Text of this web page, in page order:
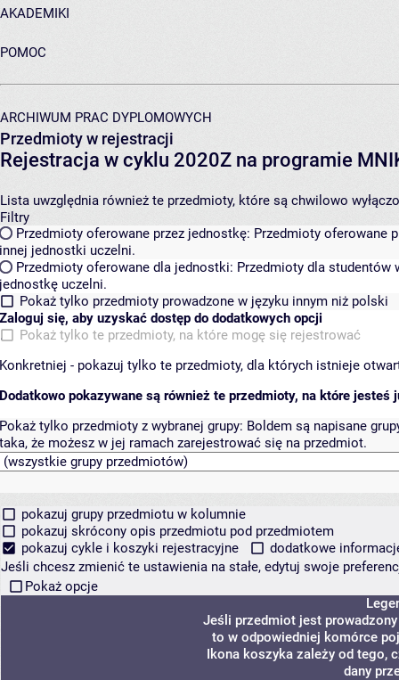
AKADEMIKI
POMOC
ARCHIWUM PRAC DYPLOMOWYCH
Przedmioty w rejestracji
Rejestracja w cyklu 2020Z na programie
Lista uwzględnia również te przedmioty, które są chwilowo
Filtry
Przedmioty oferowane przez jednostkę: Przedmioty oferowane
innej jednostki uczelni.
Przedmioty oferowane dla jednostki: Przedmioty dla studentów
jednostkę uczelni.
Pokaż tylko przedmioty prowadzone w języku innym niż polski
Zaloguj się, aby uzyskać dostęp do dodatkowych opcji
Pokaż tylko te przedmioty, na które mogę się rejestrować
Konkretniej - pokazuj tylko te przedmioty, dla których istnieje
Dodatkowo pokazywane są również te przedmioty, na które jesteś
Pokaż tylko przedmioty z wybranej grupy: Boldem są napisane
taka, że możesz w jej ramach zarejestrować się na przedmiot.
pokazuj grupy przedmiotu w kolumnie
pokazuj skrócony opis przedmiotu pod przedmiotem
pokazuj cykle i koszyki rejestracyjne
dodatkowe
Jeśli chcesz zmienić te ustawienia na stałe, edytuj swoje
Pokaż opcje
Jeśli przedmiot jest
to w odpowiedniej komórce
Ikona koszyka zależy od tego,
dany